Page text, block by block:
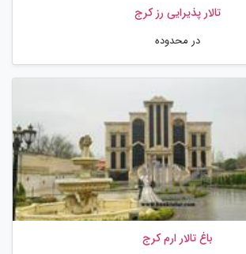
تالار پذیرایی رز کرج
در محدوده
باغ تالار ارم کرج